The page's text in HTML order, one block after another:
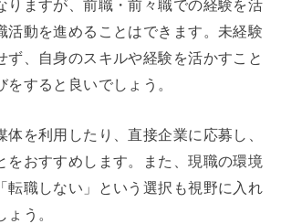
りますが、前職・前々職での経験を活
活動を進めることはできます。未経験
ず、自身のスキルや経験を活かすこと
をすると良いでしょう。
体を利用したり、直接企業に応募し、
をおすすめします。また、現職の環境
転職しない」という選択も視野に入れ
う。